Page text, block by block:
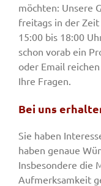
möchten: Unsere
freitags in der Zeit
15:00 bis 18:00
schon vorab ein
oder Email
Ihre Fragen.
Bei uns
Sie haben
haben genaue
Insbesondere die
Aufmerksamkeit